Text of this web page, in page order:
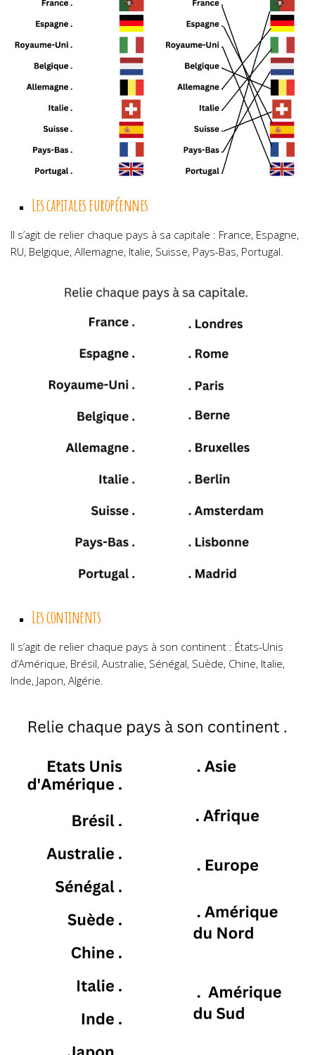
Les capitales européennes
Il s’agit de relier chaque pays à sa capitale : France, Espagne,
RU, Belgique, Allemagne, Italie, Suisse, Pays-Bas, Portugal.
Les continents
Il s’agit de relier chaque pays à son continent : États-Unis
d’Amérique, Brésil, Australie, Sénégal, Suède, Chine, Italie,
Inde, Japon, Algérie.